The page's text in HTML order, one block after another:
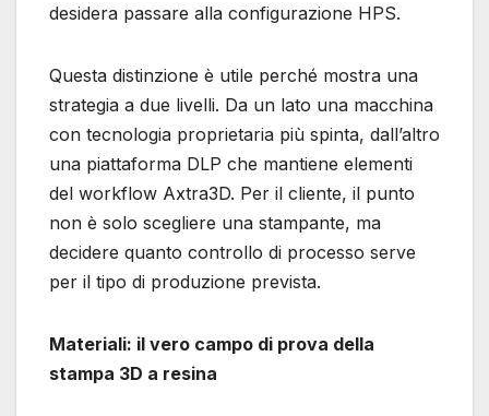
desidera passare alla configurazione HPS.
Questa distinzione è utile perché mostra una
strategia a due livelli. Da un lato una macchina
con tecnologia proprietaria più spinta, dall’altro
una piattaforma DLP che mantiene elementi
del workflow Axtra3D. Per il cliente, il punto
non è solo scegliere una stampante, ma
decidere quanto controllo di processo serve
per il tipo di produzione prevista.
Materiali: il vero campo di prova della
stampa 3D a resina